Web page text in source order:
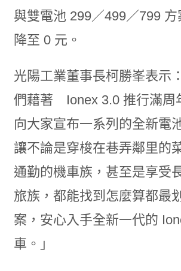
與雙電池 299／499／799
降至 0 元。
光陽工業董事長柯勝峯表示
們藉著 Ionex 3.0 推行滿周
向大家宣布一系列的全新電
讓不論是穿梭在巷弄鄰里的
通勤的機車族，甚至是享受
旅族，都能找到怎麼算都最
案，安心入手全新一代的
車。」